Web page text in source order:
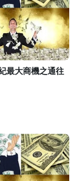
最大商機之通往